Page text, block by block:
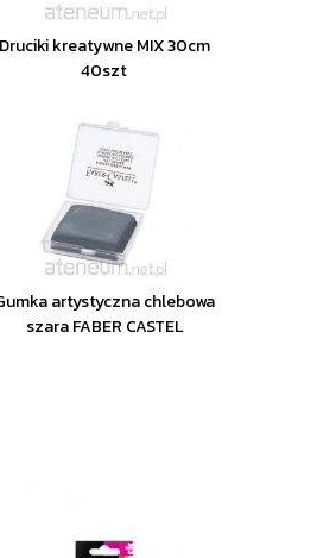
Druciki kreatywne MIX 30cm
40szt
artystyczna chlebowa
szara FABER CASTEL